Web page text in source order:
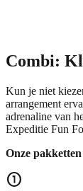
Combi:
Kun je niet
arrangement
adrenaline van
Expeditie Fun
Onze
counter_1